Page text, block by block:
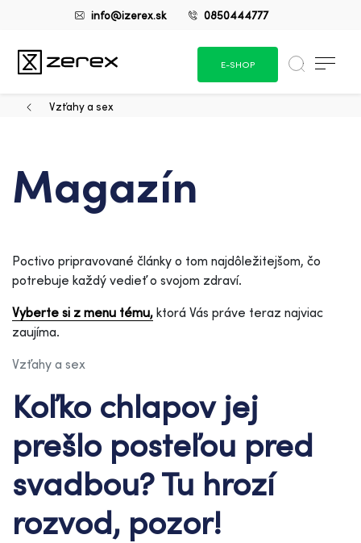
info@izerex.sk 0850444777
E-SHOP
Vzťahy a sex
Magazín
Poctivo pripravované články o tom najdôležitejšom, čo
potrebuje každý vedieť o svojom zdraví.
Vyberte si z menu tému, ktorá Vás práve teraz najviac
zaujíma.
Vzťahy a sex
Koľko chlapov jej
prešlo posteľou pred
svadbou? Tu hrozí
rozvod, pozor!